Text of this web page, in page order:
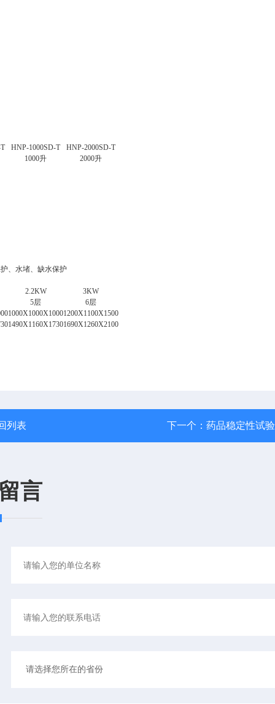
HNP-1000SD-T
HNP-2000SD-T
1000升 2000升
、水堵、缺水保护
2.2KW
3KW
5层 6层
1000X1000X10001200X1100X1500
1490X1160X17301690X1260X2100
列表 下一个： 药品稳定性试
言